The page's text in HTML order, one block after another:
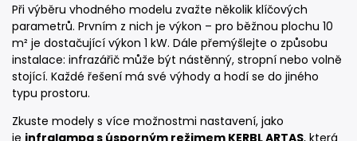
Při výběru vhodného modelu zvažte několik klíčových
parametrů. Prvním z nich je výkon – pro běžnou plochu 10
m² je dostačující výkon 1 kW. Dále přemýšlejte o způsobu
instalace: infrazářič může být nástěnný, stropní nebo volně
stojící. Každé řešení má své výhody a hodí se do jiného
typu prostoru.
Zkuste modely s více možnostmi nastavení, jako
je infralampa s úsporným režimem KERBL ARTAS, která